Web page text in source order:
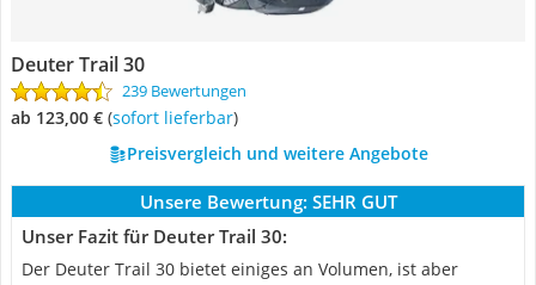
Deuter Trail 30
239 Bewertungen
ab 123,00 € ( Sofort lieferbar)
Preisvergleich und weitere Angebote
Unsere Bewertung: SEHR GUT
Unser Fazit für Deuter Trail 30:
Der Deuter Trail 30 bietet einiges an Volumen, ist aber